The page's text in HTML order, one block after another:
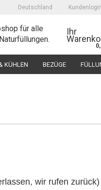
Deutschland Kundenlogin
für alle
Ihr
KÜHLEN BEZÜGE
wir rufen zurück)